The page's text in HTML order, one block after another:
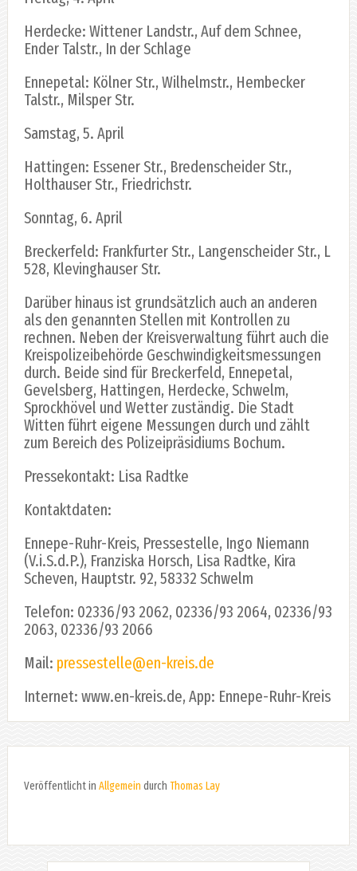
Herdecke: Wittener Landstr., Auf dem Schnee,
Ender Talstr., In der Schlage
Ennepetal: Kölner Str., Wilhelmstr., Hembecker
Talstr., Milsper Str.
Samstag, 5. April
Hattingen: Essener Str., Bredenscheider Str.,
Holthauser Str., Friedrichstr.
Sonntag, 6. April
Breckerfeld: Frankfurter Str., Langenscheider Str., L
528, Klevinghauser Str.
Darüber hinaus ist grundsätzlich auch an anderen
als den genannten Stellen mit Kontrollen zu
rechnen. Neben der Kreisverwaltung führt auch die
Kreispolizeibehörde Geschwindigkeitsmessungen
durch. Beide sind für Breckerfeld, Ennepetal,
Gevelsberg, Hattingen, Herdecke, Schwelm,
Sprockhövel und Wetter zuständig. Die Stadt
Witten führt eigene Messungen durch und zählt
zum Bereich des Polizeipräsidiums Bochum.
Pressekontakt: Lisa Radtke
Kontaktdaten:
Ennepe-Ruhr-Kreis, Pressestelle, Ingo Niemann
(V.i.S.d.P.), Franziska Horsch, Lisa Radtke, Kira
Scheven, Hauptstr. 92, 58332 Schwelm
Telefon: 02336/93 2062, 02336/93 2064, 02336/93
2063, 02336/93 2066
Mail: pressestelle@en-kreis.de
Internet: www.en-kreis.de, App: Ennepe-Ruhr-Kreis
Veröffentlicht in Allgemein durch Thomas Lay